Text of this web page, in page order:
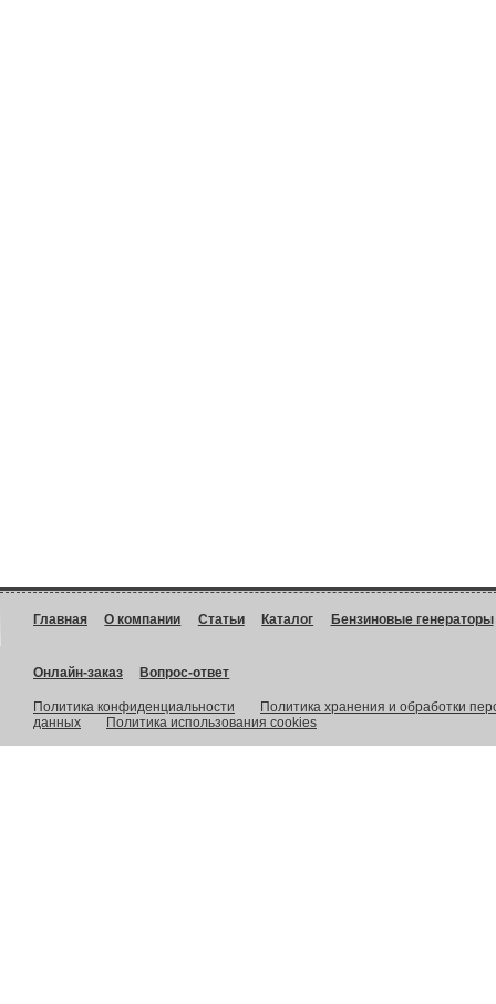
Главная О компании Статьи Каталог Бензиновые генераторы
Онлайн-заказ Вопрос-ответ
Политика конфиденциальности
Политика хранения и обработки
данных
Политика использования cookies